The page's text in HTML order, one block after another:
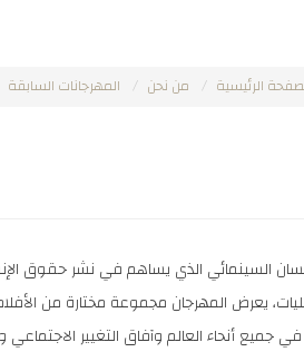
الرئيسية من نحن المهرجانات السابقة
السينمائي الذي يساهم في نشر حقوق
يعرض المهرجان مجموعة مختارة من
أنحاء العالم وآفاق التغيير الاجتماعي